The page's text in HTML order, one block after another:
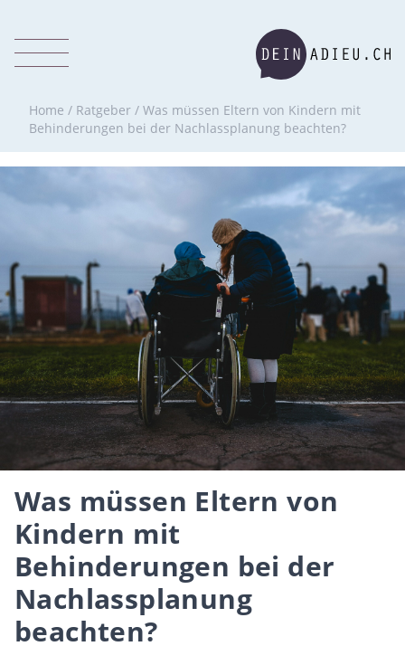
Home / Ratgeber / Was müssen Eltern von Kindern mit
Behinderungen bei der Nachlassplanung beachten?
Was müssen Eltern von
Kindern mit
Behinderungen bei der
Nachlassplanung
beachten?